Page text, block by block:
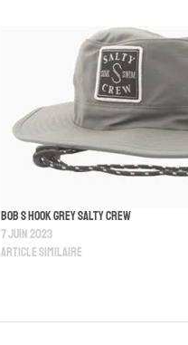
Bob S Hook Grey Salty Crew
7 juin 2023
Article similaire